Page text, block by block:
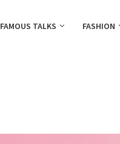
FAMOUS TALKS FASHION